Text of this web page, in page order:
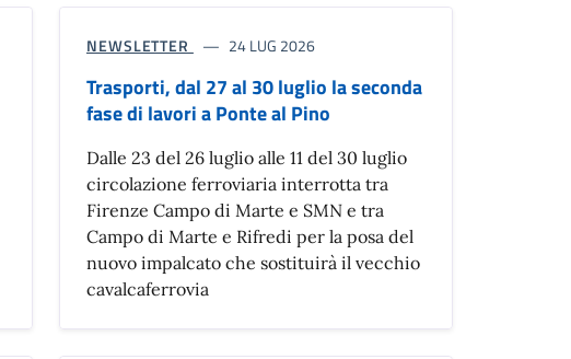
NEWSLETTER 24 LUG 2026
Trasporti, dal 27 al 30 luglio la seconda
fase di lavori a Ponte al Pino
Dalle 23 del 26 luglio alle 11 del 30 luglio
circolazione ferroviaria interrotta tra
Firenze Campo di Marte e SMN e tra
Campo di Marte e Rifredi per la posa del
nuovo impalcato che sostituirà il vecchio
cavalcaferrovia